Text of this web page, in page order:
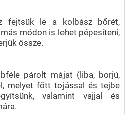
fejtsük le a kolbász bőrét,
módon is lehet pépesíteni,
össze.
párolt májat (liba, borjú,
melyet főtt tojással és tejbe
valamint vajjal és